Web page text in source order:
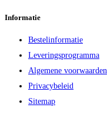
Informatie
Bestelinformatie
Leveringsprogramma
Algemene voorwaarden
Privacybeleid
Sitemap